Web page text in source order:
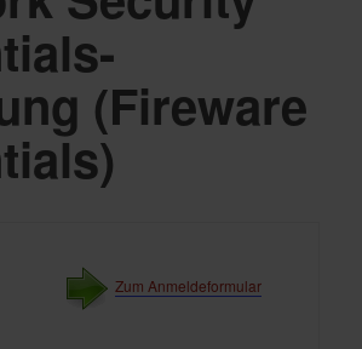
(Fireware
Zum Anmeldeformular